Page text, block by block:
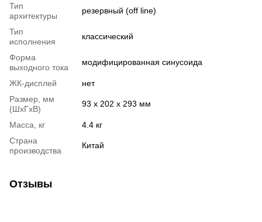
Тип
архитектуры
резервный (off line)
Тип
исполнения
классический
Форма
выходного тока
модифицированная синусоида
ЖК-дисплей
нет
Размер, мм
(ШхГхВ)
93 x 202 x 293 мм
Масса, кг
4.4 кг
Страна
производства
Китай
Отзывы